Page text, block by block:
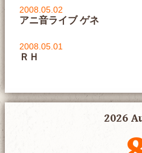
2008.05.02
アニ音ライブ ゲネ
2008.05.01
ＲＨ
2026